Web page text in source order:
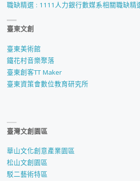
職缺精選 : 1111人力銀行數媒系相關職缺精
臺東文創
臺東美術館
鐵花村音樂聚落
臺東創客TT Maker
臺東資策會數位教育研究所
臺灣文創園區
華山文化創意產業園區
松山文創園區
駁二藝術特區